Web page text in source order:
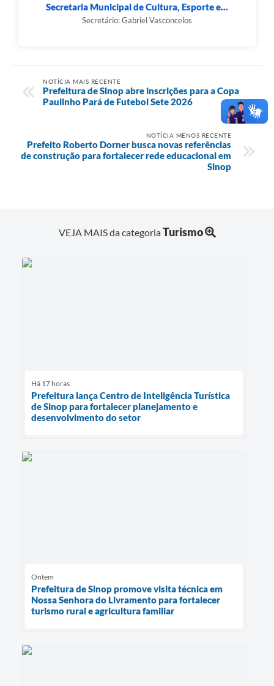
Secretaria Municipal de Cultura, Esporte e...
Secretário: Gabriel Vasconcelos
NOTÍCIA MAIS RECENTE
Prefeitura de Sinop abre inscrições para a Copa
Paulinho Pará de Futebol Sete 2026
NOTÍCIA MENOS RECENTE
Prefeito Roberto Dorner busca novas referências
de construção para fortalecer rede educacional em
Sinop
VEJA MAIS da categoriaTurismo
Há 17 horas
Prefeitura lança Centro de Inteligência Turística
de Sinop para fortalecer planejamento e
desenvolvimento do setor
Ontem
Prefeitura de Sinop promove visita técnica em
Nossa Senhora do Livramento para fortalecer
turismo rural e agricultura familiar